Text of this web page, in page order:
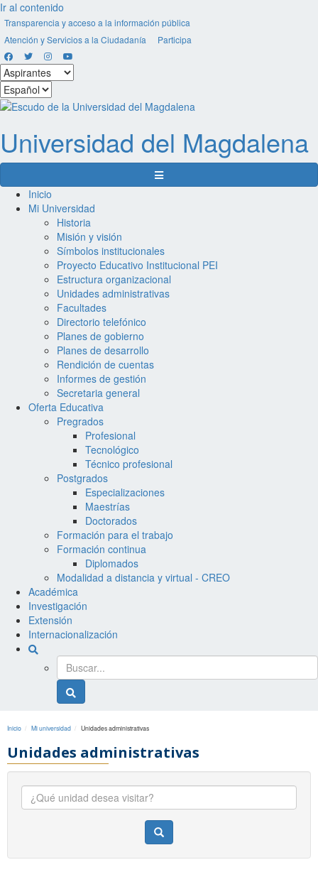
Ir al contenido
Transparencia y acceso a la información pública
Atención y Servicios a la Ciudadanía
Participa
Facebook
TwitterInstagram
Seleccionar
estamento
Seleccionar
idioma
Universidad del Magdalena
Menú de navegación
Inicio
Mi Universidad
Historia
Misión y visión
Símbolos institucionales
Proyecto Educativo Institucional PEI
Estructura organizacional
Unidades administrativas
Facultades
Directorio telefónico
Planes de gobierno
Planes de desarrollo
Rendición de cuentas
Informes de gestión
Secretaria general
Oferta Educativa
Pregrados
Profesional
Tecnológico
Técnico profesional
Postgrados
Especializaciones
Maestrías
Doctorados
Formación para el trabajo
Formación continua
Diplomados
Modalidad a distancia y virtual - CREO
Académica
Investigación
Extensión
Internacionalización
generalBuscador
general
Inicio Mi universidad Unidades administrativas
Unidades administrativas
de
unidades
Buscar